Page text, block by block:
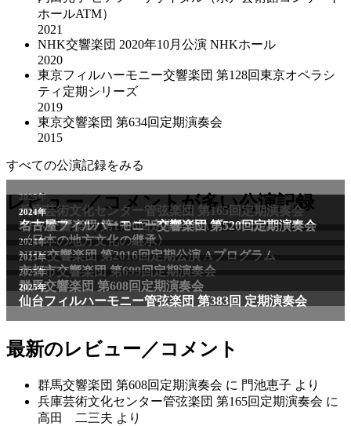
ホールATM）
2021
NHK交響楽団 2020年10⽉公演 NHKホール
2020
東京フィルハーモニー交響楽団 第128回東京オペラシ
ティ定期シリーズ
2019
東京交響楽団 第634回定期演奏会
2015
すべての公演記録をみる
レビュー／コメントが多い公演記録
2025年
兵庫芸術文化センター管弦楽団 第165回定期演奏会
2011年
NHK交響楽団 第1706回定期公演Aプログラム
2024年
名古屋フィルハーモニー交響楽団 第520回定期演奏会
〈日本の地方文化の継承〉
2024年
NHK交響楽団 第2016回定期公演 Aプログラム
2025年
京都市交響楽団 第699回定期演奏会
2025年
群馬交響楽団 第608回定期演奏会
2025年
仙台フィルハーモニー管弦楽団 第383回 定期演奏会
最新のレビュー／コメント
群馬交響楽団 第608回定期演奏会 に 門池恵子 より
兵庫芸術文化センター管弦楽団 第165回定期演奏会 に
高田 二三夫 より